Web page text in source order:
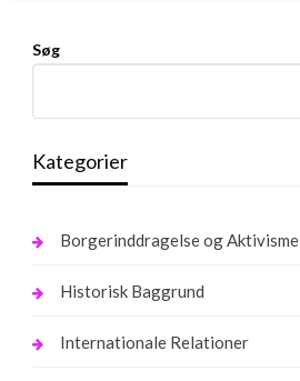
Søg
Kategorier
Borgerinddragelse og Aktivisme
Historisk Baggrund
Internationale Relationer